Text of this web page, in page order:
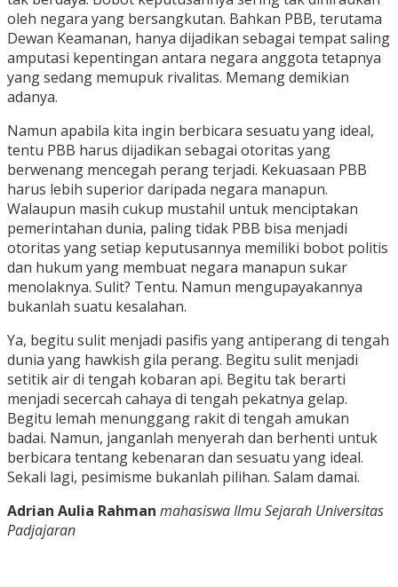
oleh negara yang bersangkutan. Bahkan PBB, terutama
Dewan Keamanan, hanya dijadikan sebagai tempat saling
amputasi kepentingan antara negara anggota tetapnya
yang sedang memupuk rivalitas. Memang demikian
adanya.
Namun apabila kita ingin berbicara sesuatu yang ideal,
tentu PBB harus dijadikan sebagai otoritas yang
berwenang mencegah perang terjadi. Kekuasaan PBB
harus lebih superior daripada negara manapun.
Walaupun masih cukup mustahil untuk menciptakan
pemerintahan dunia, paling tidak PBB bisa menjadi
otoritas yang setiap keputusannya memiliki bobot politis
dan hukum yang membuat negara manapun sukar
menolaknya. Sulit? Tentu. Namun mengupayakannya
bukanlah suatu kesalahan.
Ya, begitu sulit menjadi pasifis yang antiperang di tengah
dunia yang hawkish gila perang. Begitu sulit menjadi
setitik air di tengah kobaran api. Begitu tak berarti
menjadi secercah cahaya di tengah pekatnya gelap.
Begitu lemah menunggang rakit di tengah amukan
badai. Namun, janganlah menyerah dan berhenti untuk
berbicara tentang kebenaran dan sesuatu yang ideal.
Sekali lagi, pesimisme bukanlah pilihan. Salam damai.
Adrian Aulia Rahman mahasiswa Ilmu Sejarah Universitas
Padjajaran